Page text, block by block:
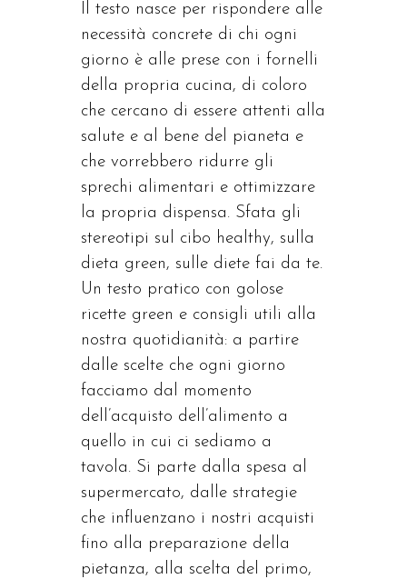
Il testo nasce per rispondere alle
necessità concrete di chi ogni
giorno è alle prese con i fornelli
della propria cucina, di coloro
che cercano di essere attenti alla
salute e al bene del pianeta e
che vorrebbero ridurre gli
sprechi alimentari e ottimizzare
la propria dispensa. Sfata gli
stereotipi sul cibo healthy, sulla
dieta green, sulle diete fai da te.
Un testo pratico con golose
ricette green e consigli utili alla
nostra quotidianità: a partire
dalle scelte che ogni giorno
facciamo dal momento
dell’acquisto dell’alimento a
quello in cui ci sediamo a
tavola. Si parte dalla spesa al
supermercato, dalle strategie
che influenzano i nostri acquisti
fino alla preparazione della
pietanza, alla scelta del primo,